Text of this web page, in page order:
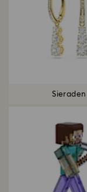
Sieraden